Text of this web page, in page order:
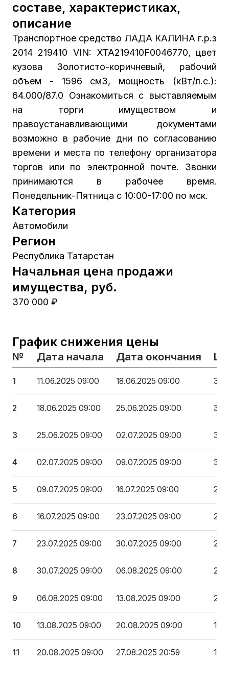
составе, характеристиках,
описание
Транспортное средство ЛАДА КАЛИНА г.р.з
2014 219410 VIN: XTA219410F0046770, цвет
кузова Золотисто-коричневый, рабочий
объем - 1596 см3, мощность (кВт/л.с.):
64.000/87.0 Ознакомиться с выставляемым
на торги имуществом и
правоустанавливающими документами
возможно в рабочие дни по согласованию
времени и места по телефону организатора
торгов или по электронной почте. Звонки
принимаются в рабочее время.
Понедельник-Пятница с 10:00-17:00 по мск.
Категория
Автомобили
Регион
Республика Татарстан
Начальная цена продажи
имущества, руб.
370 000 ₽
График снижения цены
№ Дата начала Дата окончания
1 11.06.2025 09:00 18.06.2025 09:00
2 18.06.2025 09:00 25.06.2025 09:00
3 25.06.2025 09:00 02.07.2025 09:00
4 02.07.2025 09:00 09.07.2025 09:00
5 09.07.2025 09:00 16.07.2025 09:00
6 16.07.2025 09:00 23.07.2025 09:00
7 23.07.2025 09:00 30.07.2025 09:00
8 30.07.2025 09:00 06.08.2025 09:00
9 06.08.2025 09:00 13.08.2025 09:00
10 13.08.2025 09:00 20.08.2025 09:00
11 20.08.2025 09:00 27.08.2025 20:59